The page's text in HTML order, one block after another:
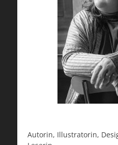
Autorin, Illustratorin,